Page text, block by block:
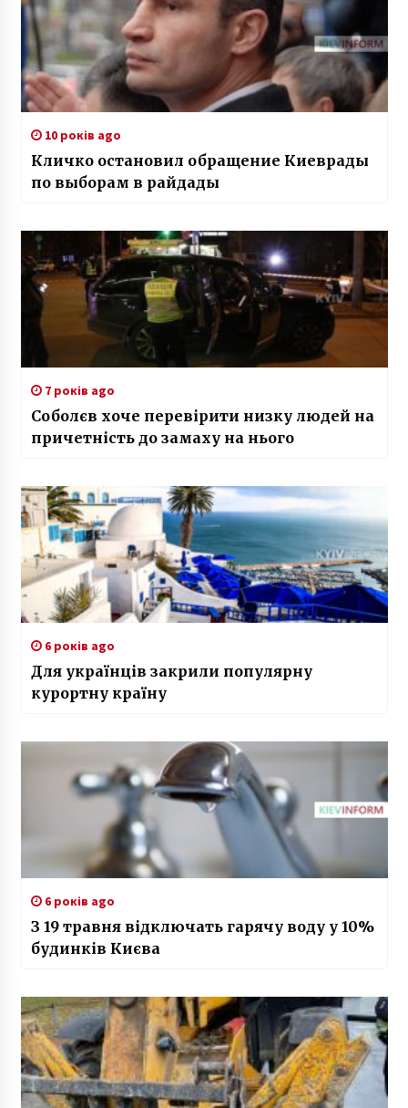
10 років ago
Кличко остановил обращение Киеврады
по выборам в райдады
7 років ago
Соболєв хоче перевірити низку людей на
причетність до замаху на нього
6 років ago
Для українців закрили популярну
курортну країну
6 років ago
З 19 травня відключать гарячу воду у 10%
будинків Києва